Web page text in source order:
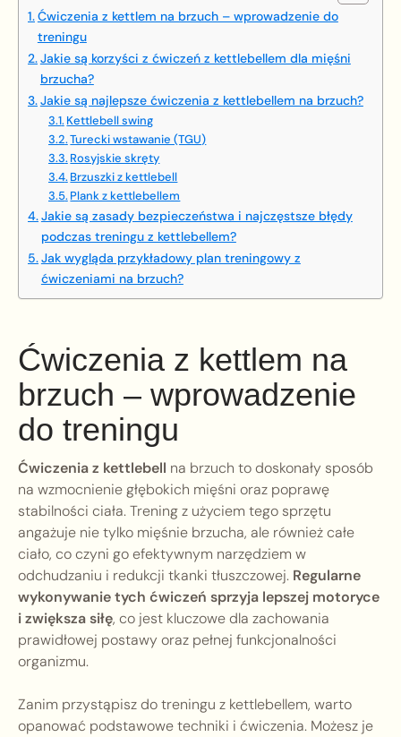
Ćwiczenia z kettlem na brzuch – wprowadzenie do
treningu
Jakie są korzyści z ćwiczeń z kettlebellem dla mięśni
brzucha?
Jakie są najlepsze ćwiczenia z kettlebellem na brzuch?
Kettlebell swing
Turecki wstawanie (TGU)
Rosyjskie skręty
Brzuszki z kettlebell
Plank z kettlebellem
Jakie są zasady bezpieczeństwa i najczęstsze błędy
podczas treningu z kettlebellem?
Jak wygląda przykładowy plan treningowy z
ćwiczeniami na brzuch?
Ćwiczenia z kettlem na
brzuch – wprowadzenie
do treningu
Ćwiczenia z kettlebell na brzuch to doskonały sposób
na wzmocnienie głębokich mięśni oraz poprawę
stabilności ciała. Trening z użyciem tego sprzętu
angażuje nie tylko mięśnie brzucha, ale również całe
ciało, co czyni go efektywnym narzędziem w
odchudzaniu i redukcji tkanki tłuszczowej. Regularne
wykonywanie tych ćwiczeń sprzyja lepszej motoryce
i zwiększa siłę, co jest kluczowe dla zachowania
prawidłowej postawy oraz pełnej funkcjonalności
organizmu.
Zanim przystąpisz do treningu z kettlebellem, warto
opanować podstawowe techniki i ćwiczenia. Możesz je